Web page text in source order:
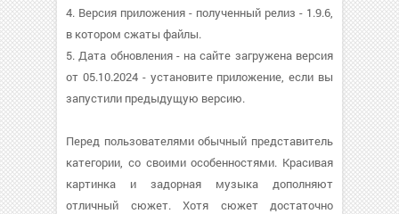
4. Версия приложения - полученный релиз - 1.9.6,
в котором сжаты файлы.
5. Дата обновления - на сайте загружена версия
от 05.10.2024 - установите приложение, если вы
запустили предыдущую версию.
Перед пользователями обычный представитель
категории, со своими особенностями. Красивая
картинка и задорная музыка дополняют
отличный сюжет. Хотя сюжет достаточно